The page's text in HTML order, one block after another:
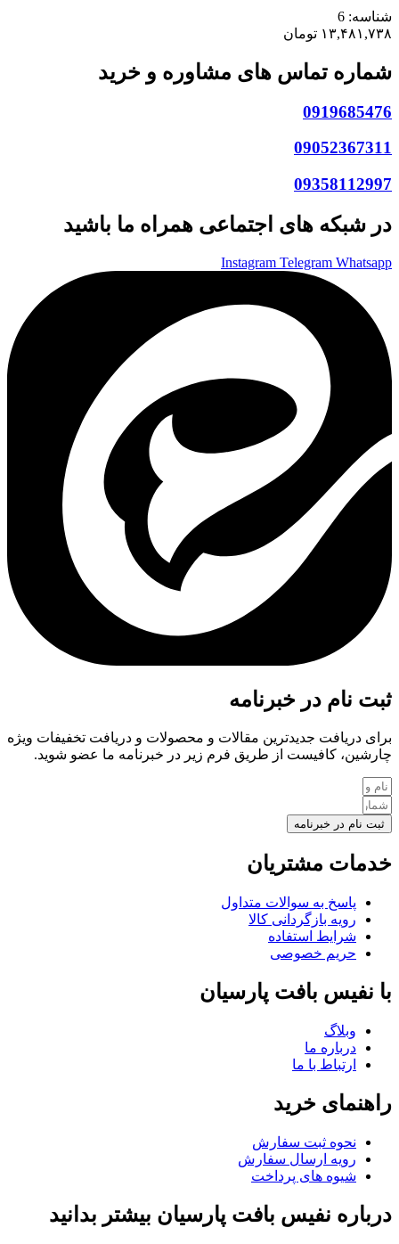
شناسه: 6
۱۳,۴۸۱,۷۳۸ تومان
شماره تماس های مشاوره و خرید
0919685476
09052367311
09358112997
در شبکه های اجتماعی همراه ما باشید
Instagram Telegram Whatsapp
ثبت نام در خبرنامه
برای دریافت جدیدترین مقالات و محصولات و دریافت تخفیفات ویژه
چارشین، کافیست از طریق فرم زیر در خبرنامه ما عضو شوید.
ثبت نام در خبرنامه
خدمات مشتریان
پاسخ به سوالات متداول
رویه بازگردانی کالا
شرایط استفاده
حریم خصوصی
با نفیس بافت پارسیان
وبلاگ
درباره ما
ارتباط با ما
راهنمای خرید
نحوه ثبت سفارش
رویه ارسال سفارش
شیوه های پرداخت
درباره نفیس بافت پارسیان بیشتر بدانید